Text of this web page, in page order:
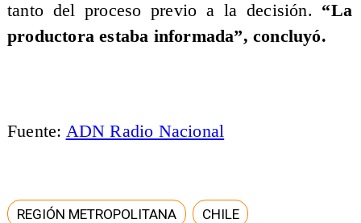
tanto del proceso previo a la decisión. “La
productora estaba informada”, concluyó.
Fuente: ADN Radio Nacional
REGIÓN METROPOLITANA
CHILE